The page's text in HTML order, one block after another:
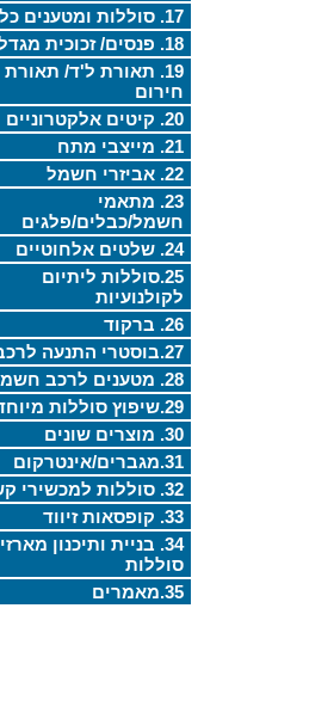
17. סוללות ומטענים כללי
18. פנסים/ זכוכית מגדלת
19. תאורת ל'ד/ תאורת
חירום
20. קיטים אלקטרוניים
21. מייצבי מתח
22. אביזרי חשמל
23. מתאמי
חשמל/כבלים/פלגים
24. שלטים אלחוטיים
25.סוללות ליתיום
לקולנועיות
26. ברקוד
27.בוסטרי התנעה לרכב
28. מטענים לרכב חשמלי
29.שיפוץ סוללות מיוחדות
30. מוצרים שונים
31.מגברים/אינטרקום
32. סוללות למכשירי קשר
33. קופסאות זיווד
34. בניית ותיכנון מארזי
סוללות
35.מאמרים